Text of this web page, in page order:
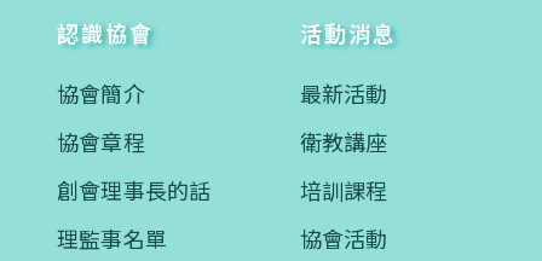
認識協會
協會簡介
協會章程
創會理事長的話
理監事名單
活動消息
最新活動
衛教講座
培訓課程
協會活動